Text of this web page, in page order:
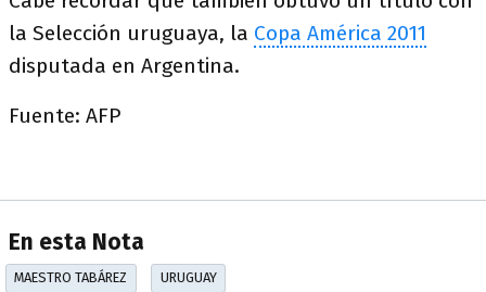
la Selección uruguaya, la Copa América 2011
disputada en Argentina.
Fuente: AFP
En esta Nota
MAESTRO TABÁREZ URUGUAY